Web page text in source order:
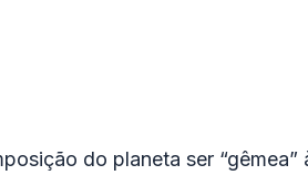
do planeta ser